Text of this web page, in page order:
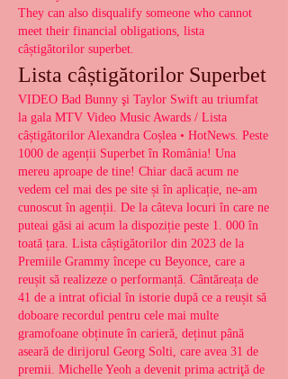
They can also disqualify someone who cannot
meet their financial obligations, lista
câștigătorilor superbet.
Lista câștigătorilor Superbet
VIDEO Bad Bunny şi Taylor Swift au triumfat
la gala MTV Video Music Awards / Lista
câștigătorilor Alexandra Coșlea • HotNews. Peste
1000 de agenții Superbet în România! Una
mereu aproape de tine! Chiar dacă acum ne
vedem cel mai des pe site și în aplicație, ne-am
cunoscut în agenții. De la câteva locuri în care ne
puteai găsi ai acum la dispoziție peste 1. 000 în
toată țara. Lista câștigătorilor din 2023 de la
Premiile Grammy începe cu Beyonce, care a
reușit să realizeze o performanță. Cântăreața de
41 de a intrat oficial în istorie după ce a reușit să
doboare recordul pentru cele mai multe
gramofoane obținute în carieră, deținut până
aseară de dirijorul Georg Solti, care avea 31 de
premii. Michelle Yeoh a devenit prima actriţă de